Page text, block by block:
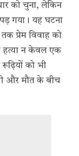
को चुना, लेकिन
पड़ गया। यह घटना
प्रेम विवाह को
हत्या न केवल एक
रूढ़ियों को भी
और मौत के बीच